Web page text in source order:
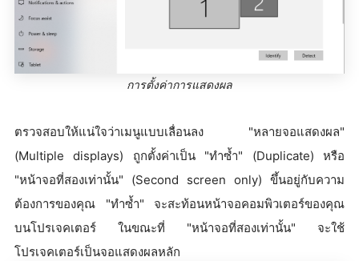
การตั้งค่าการแสดงผล
ตรวจสอบให้แน่ใจว่าเมนูแบบเลื่อนลง "หลายจอแสดงผล"
(Multiple displays) ถูกตั้งค่าเป็น "ทำซ้ำ" (Duplicate) หรือ
"หน้าจอที่สองเท่านั้น" (Second screen only) ขึ้นอยู่กับความ
ต้องการของคุณ "ทำซ้ำ" จะสะท้อนหน้าจอคอมพิวเตอร์ของคุณ
บนโปรเจคเตอร์ ในขณะที่ "หน้าจอที่สองเท่านั้น" จะใช้
โปรเจคเตอร์เป็นจอแสดงผลหลัก